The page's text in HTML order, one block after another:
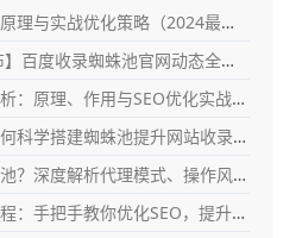
实战优化策略（2024最新指南）
蛛池官网动态全解析：真相、风险与替代方案
原理、作用与SEO优化实战指南
蜘蛛池提升网站收录效率（SEO深度指南）
解析代理模式、操作风险与合规优化策略
手教你优化SEO，提升百度收录与排名